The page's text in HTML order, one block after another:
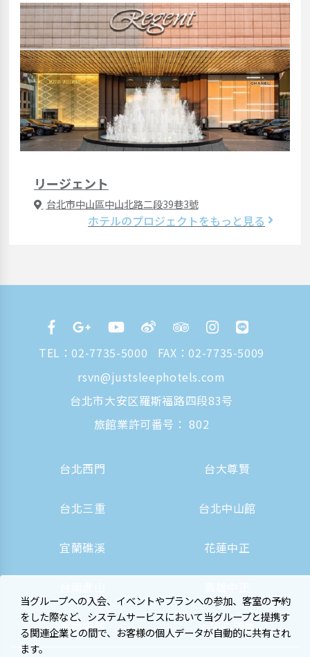
リージェント
台北市中山區中山北路二段39巷3號
ホテルのプロジェクトをもっと見る
TEL： 02-7735-5000
FAX：02-7735-5009
rsvn@justsleephotels.com
台北市大安区羅斯福路四段83号
旅館業許可番号： 802
台北西門 台大尊賢
台北三重 台北中山館
宜蘭礁溪 花蓮中正
高雄駅前 大阪心斎橋
当グループへの入会、イベントやプランへの参加、客室の予約
をした際など、システムサービスにおいて当グループと提携す
る関連企業との間で、お客様の個人データが自動的に共有され
ます。